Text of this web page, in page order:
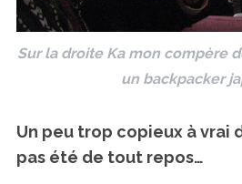
Sur la droite Ka mon compère
un backpacker
Un peu trop copieux à vrai
pas été de tout repos…